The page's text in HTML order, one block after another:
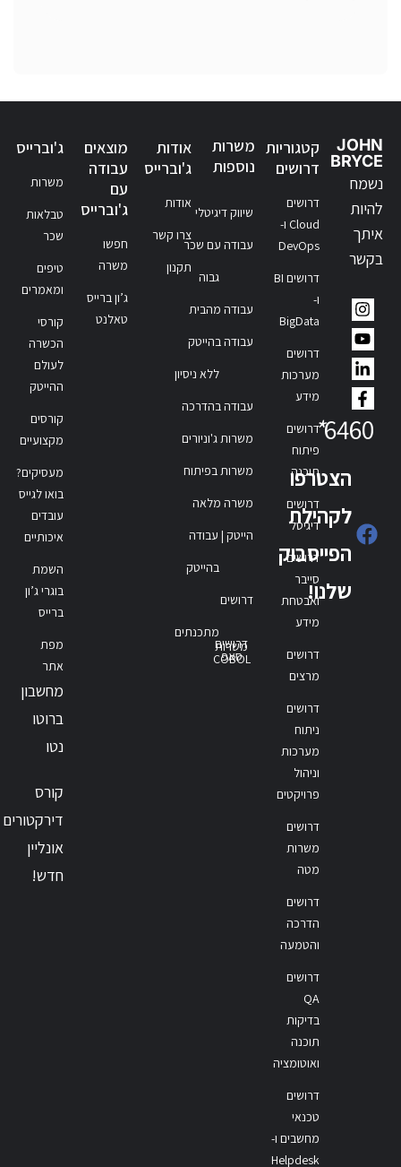
JOHN
BRYCE
נשמח
להיות
איתך
בקשר
6460
*
הצטרפו
לקהילת
הפייסבוק
שלנו!
קטגוריות
דרושים
דרושים
Cloud ו-
DevOps
דרושים BI
ו-
BigData
דרושים
מערכות
מידע
דרושים
פיתוח
תוכנה
דרושים
דיגיטל
דרושים
סייבר
ואבטחת
מידע
דרושים
מרצים
דרושים
ניתוח
מערכות
וניהול
פרויקטים
דרושים
משרות
מטה
דרושים
הדרכה
והטמעה
דרושים
QA
בדיקות
תוכנה
ואוטומציה
דרושים
טכנאי
מחשבים ו-
Helpdesk
משרות
נוספות
שיווק דיגיטלי
עבודה עם שכר
גבוה
עבודה מהבית
עבודה בהייטק
ללא ניסיון
עבודה בהדרכה
משרות ג'וניורים
משרות בפיתוח
משרה מלאה
הייטק | עבודה
בהייטק
דרושים
מתכנתים
דרושים
סאפ
משרות
COBOL
אודות
ג'וברייס
אודות
צרו קשר
תקנון
מוצאים
עבודה
עם
ג'וברייס
חפשו
משרה
ג’ון ברייס
טאלנט
ג'וברייס
משרות
טבלאות
שכר
טיפים
ומאמרים
קורסי
הכשרה
לעולם
ההייטק
קורסים
מקצועיים
מעסיקים?
בואו לגייס
עובדים
איכותיים
השמת
בוגרי ג’ון
ברייס
מפת
אתר
מחשבון
ברוטו
נטו
קורס
דירקטורים
אונליין
חדש!